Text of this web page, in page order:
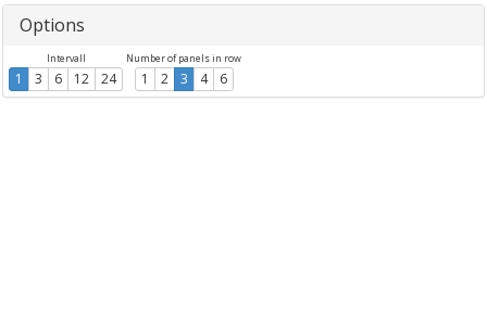
Options
Intervall
1 3 6 12 24
Number of panels in row
1 2 3 4 6